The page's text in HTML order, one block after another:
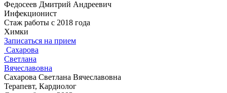
Федосеев Дмитрий Андреевич
Инфекционист
Стаж работы с 2018 года
Химки
Записаться на прием
Сахарова
Светлана
Вячеславовна
Сахарова Светлана Вячеславовна
Терапевт, Кардиолог